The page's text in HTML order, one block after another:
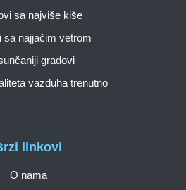
linkovi
O nama
sa najviše kiše
sa najjačim vetrom
gradovi
vazduha trenutno